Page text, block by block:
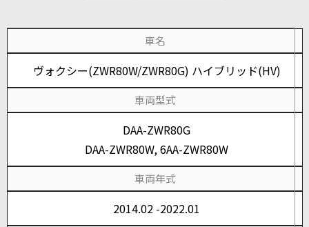
車名
ヴォクシー(ZWR80W/ZWR80G) ハイブリッド(HV)
車両型式
DAA-ZWR80G
DAA-ZWR80W, 6AA-ZWR80W
車両年式
2014.02 -2022.01